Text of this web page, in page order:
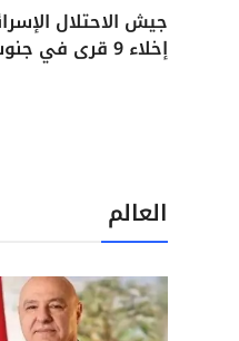
جيش الاحتلال
إخلاء 9 قرى في جنوب لبنان
العالم